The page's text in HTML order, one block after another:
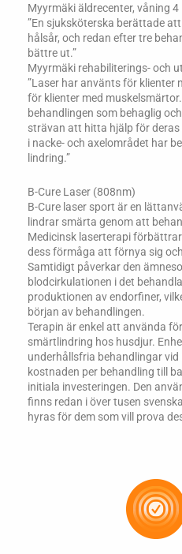
Myyrmäki äldrecenter, våning 4
”En sjuksköterska berättade
hålsår, och redan efter tre
bättre ut.”
Myyrmäki rehabiliterings- och
”Laser har använts för klienter
för klienter med
behandlingen som behaglig
strävan att hitta hjälp för
i nacke- och axelområdet har
lindring.”
B-Cure Laser (808nm)
B-Cure laser sport är en
lindrar smärta genom att
Medicinsk laserterapi
dess förmåga att förnya sig
Samtidigt påverkar den
blodcirkulationen i det
produktionen av endorfiner,
början av behandlingen.
Terapin är enkel att använda
smärtlindring hos husdjur.
underhållsfria behandlingar
kostnaden per behandling till
initiala investeringen. Den
finns redan i över tusen
hyras för dem som vill prova